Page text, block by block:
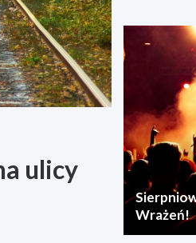
ulicy
Wrażeń!